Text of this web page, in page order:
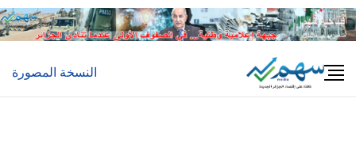
Skip
to
النسخة المصورة